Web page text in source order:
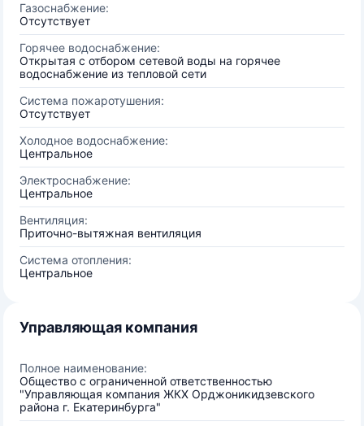
Газоснабжение:
Отсутствует
Горячее водоснабжение:
Открытая с отбором сетевой воды на горячее
водоснабжение из тепловой сети
Система пожаротушения:
Отсутствует
Холодное водоснабжение:
Центральное
Электроснабжение:
Центральное
Вентиляция:
Приточно-вытяжная вентиляция
Система отопления:
Центральное
Управляющая компания
Полное наименование:
Общество с ограниченной ответственностью
"Управляющая компания ЖКХ Орджоникидзевского
района г. Екатеринбурга"